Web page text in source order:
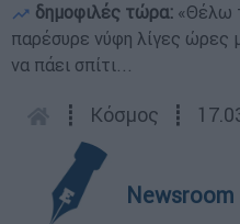
δημοφιλές τώρα: «Θέλω
παρέσυρε νύφη λίγες ώρες
να πάει σπίτι...
┋ Κόσμος ┋
Newsroom